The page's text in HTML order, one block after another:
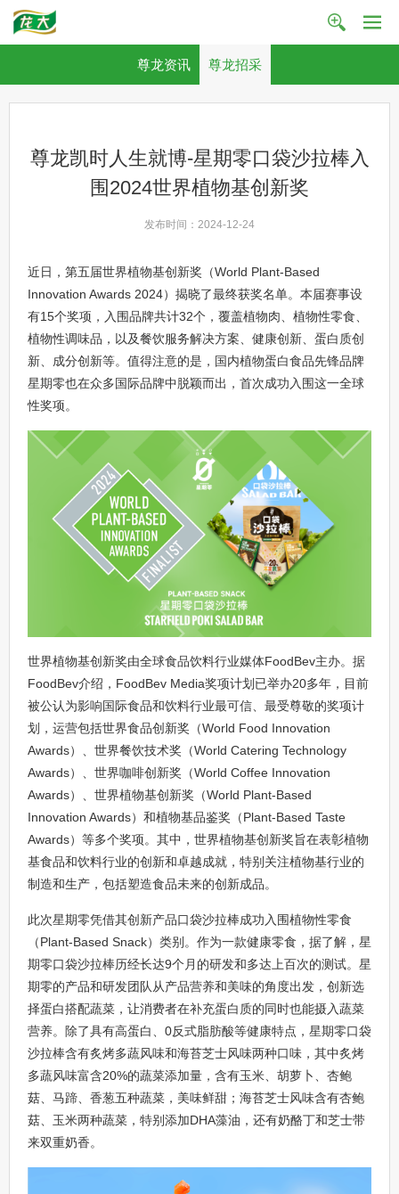
尊龙资讯 尊龙招采
尊龙凯时人生就博-星期零口袋沙拉棒入
围2024世界植物基创新奖
发布时间：2024-12-24
近日，第五届世界植物基创新奖（World Plant-Based
Innovation Awards 2024）揭晓了最终获奖名单。本届赛事设
有15个奖项，入围品牌共计32个，覆盖植物肉、植物性零食、
植物性调味品，以及餐饮服务解决方案、健康创新、蛋白质创
新、成分创新等。值得注意的是，国内植物蛋白食品先锋品牌
星期零也在众多国际品牌中脱颖而出，首次成功入围这一全球
性奖项。
世界植物基创新奖由全球食品饮料行业媒体FoodBev主办。据
FoodBev介绍，FoodBev Media奖项计划已举办20多年，目前
被公认为影响国际食品和饮料行业最可信、最受尊敬的奖项计
划，运营包括世界食品创新奖（World Food Innovation
Awards）、世界餐饮技术奖（World Catering Technology
Awards）、世界咖啡创新奖（World Coffee Innovation
Awards）、世界植物基创新奖（World Plant-Based
Innovation Awards）和植物基品鉴奖（Plant-Based Taste
Awards）等多个奖项。其中，世界植物基创新奖旨在表彰植物
基食品和饮料行业的创新和卓越成就，特别关注植物基行业的
制造和生产，包括塑造食品未来的创新成品。
此次星期零凭借其创新产品口袋沙拉棒成功入围植物性零食
（Plant-Based Snack）类别。作为一款健康零食，据了解，星
期零口袋沙拉棒历经长达9个月的研发和多达上百次的测试。星
期零的产品和研发团队从产品营养和美味的角度出发，创新选
择蛋白搭配蔬菜，让消费者在补充蛋白质的同时也能摄入蔬菜
营养。除了具有高蛋白、0反式脂肪酸等健康特点，星期零口袋
沙拉棒含有炙烤多蔬风味和海苔芝士风味两种口味，其中炙烤
多蔬风味富含20%的蔬菜添加量，含有玉米、胡萝卜、杏鲍
菇、马蹄、香葱五种蔬菜，美味鲜甜；海苔芝士风味含有杏鲍
菇、玉米两种蔬菜，特别添加DHA藻油，还有奶酪丁和芝士带
来双重奶香。